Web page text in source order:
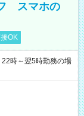
スマホの
OK
時～翌5時勤務の場